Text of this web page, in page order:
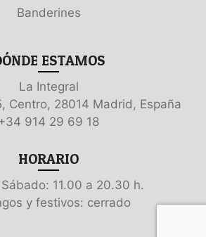
Banderines
ESTAMOS
La Integral
Centro, 28014 Madrid, España
914 29 69 18
HORARIO
11.00 a 20.30 h.
y festivos: cerrado